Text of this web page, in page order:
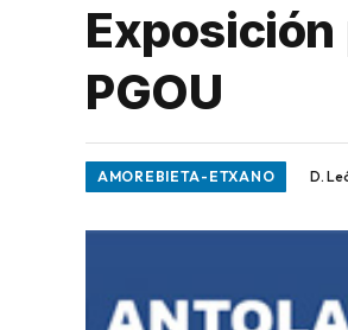
PGOU
AMOREBIETA-ETXANO D.